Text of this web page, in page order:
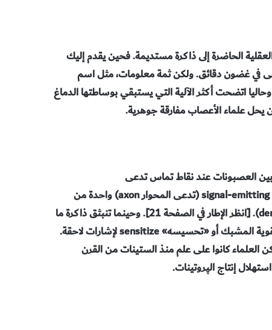
الحاضرة إلى ذاكرة مستديمة. فحين يقدم إليك
في غضون دقائق. ولكن ثمة معلومات، مثل اسم
اتضحت أكثر الآلية التي يستبقي بوساطتها الدماغ
يحل علماء الأعصاب مفارقة جوهرية.
بين العصبونات عند نقاط تماس تدعى
مشابك synapses، حيث تقابل استطالة عصبون مُصْدِر للإشارات signal-emitting (تدعى المحوار axon) واحدة من
عشرات أصابع عصبون مجاور مستقبل (تدعى التغصّنات dendrites). [انظر الإطار في الصفحة 21]. وحينما تنبثق ذاكرة ما
قصيرة الأمد يكون تنبيه stimulationالمشبك كافيا في مستواه لتقوية المشبك أو «تحسيسه» sensitize لإشارات لاحقة.
العلماء كانوا على علم منذ الستينات من القرن